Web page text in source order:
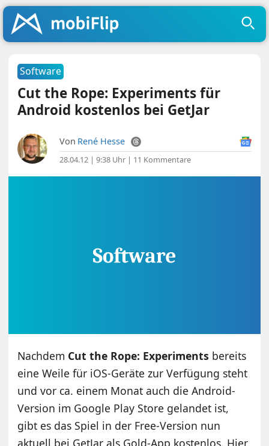
Software
Cut the Rope: Experiments für
Android kostenlos bei GetJar
Von René Hesse
28.04.12 | 9:38 Uhr | 11 Kommentare
Nachdem Cut the Rope: Experiments bereits
eine Weile für iOS-Geräte zur Verfügung steht
und vor ca. einem Monat auch die Android-
Version im Google Play Store gelandet ist,
gibt es das Spiel in der Free-Version nun
aktuell bei GetJar als Gold-App kostenlos. Hier